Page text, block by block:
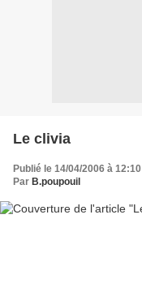
Le clivia
Publié le 14/04/2006 à 12:10
Par B.poupouil